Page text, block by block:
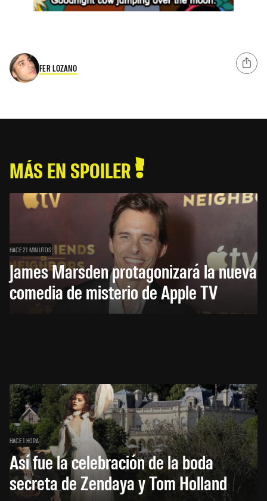
FER LOZANO
MÁS EN SPOILER
HACE 21 MINUTOS
James Marsden protagonizará la nueva
comedia de misterio de Apple TV
HACE 1 HORA
Así fue la celebración de la boda
secreta de Zendaya y Tom Holland